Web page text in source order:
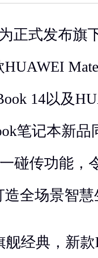
正式发布旗
14以及
笔记本新
一碰传功能
全场景智
经典，新